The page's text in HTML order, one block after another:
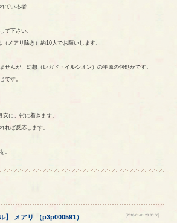
ている者
て下さい。
メアリ除き）約10人でお願いします。
せんが、幻想（レガド・イルシオン）の平原の何処かです。
です。
安に、街に着きます。
れば反応します。
。
】 メアリ （p3p000591） [2018-01-01 23:35:06]